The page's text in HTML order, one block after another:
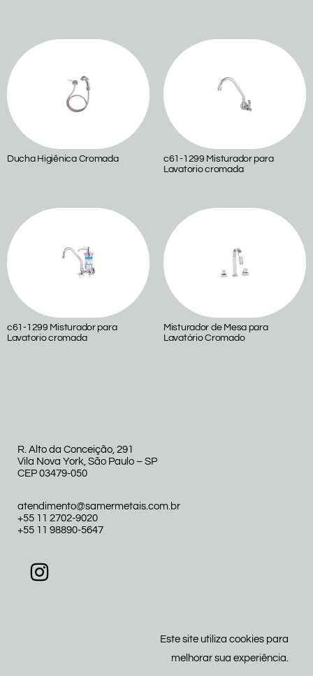
Ducha Higiênica Cromada
c61-1299 Misturador para
Lavatorio cromada
c61-1299 Misturador para
Lavatorio cromada
Misturador de Mesa para
Lavatório Cromado
R. Alto da Conceição, 291
Vila Nova York, São Paulo – SP
CEP 03479-050
atendimento@samermetais.com.br
+55 11 2702-9020
+55 11 98890-5647
Este site utiliza cookies para
melhorar sua experiência.